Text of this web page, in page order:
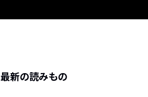
最新の読みもの